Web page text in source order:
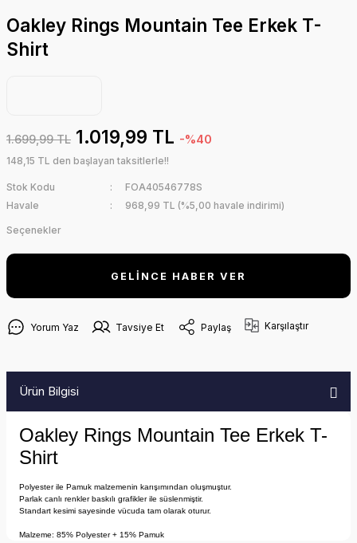
Oakley Rings Mountain Tee Erkek T-
Shirt
1.699,99 TL 1.019,99 TL -%40
148,15 TL den başlayan taksitlerle!!
Stok Kodu
FOA40546778S
Havale
968,99 TL (%5,00 havale indirimi)
Seçenekler
GELİNCE HABER VER
Yorum Yaz Tavsiye Et Paylaş Karşılaştır
Ürün Bilgisi
Oakley Rings Mountain Tee Erkek T-
Shirt
Polyester ile Pamuk malzemenin karışımından oluşmuştur.
Parlak canlı renkler baskılı grafikler ile süslenmiştir.
Standart kesimi sayesinde vücuda tam olarak oturur.
Malzeme: 85% Polyester + 15% Pamuk